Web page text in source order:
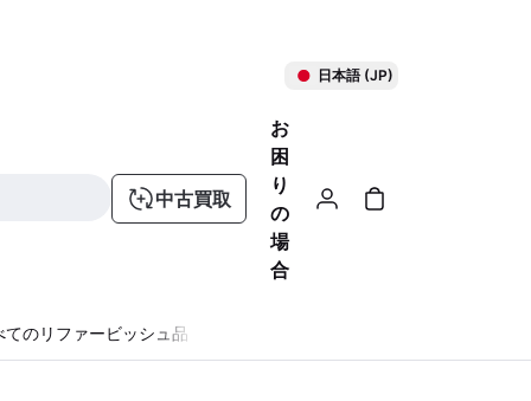
日本語 (JP)
中古買取
お
困
り
の
場
合
てのリファービッシュ品